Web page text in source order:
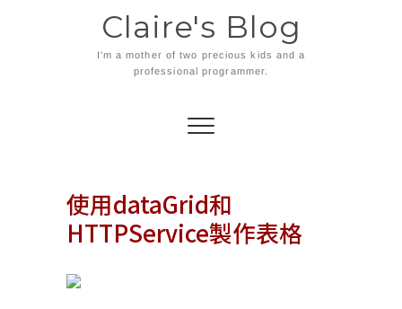
Claire's Blog
I'm a mother of two precious kids and a
professional programmer.
使用dataGrid和
HTTPService製作表格